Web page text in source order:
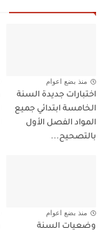
منذ بضع اعوام
اختبارات جديدة السنة
الخامسة ابتدائي جميع
المواد الفصل الأول
بالتصحيح...
منذ بضع اعوام
وضعيات السنة